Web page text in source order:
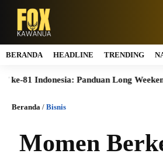
BERANDA HEADLINE TRENDING
Panduan Long Weekend &
Beranda / Bisnis
Momen